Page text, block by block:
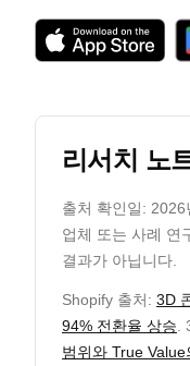
리서치 노
출처 확인일: 2026
업체 또는 사례 연
결과가 아닙니다.
Shopify 출처: 3D
94% 전환율 상승
범위와 True